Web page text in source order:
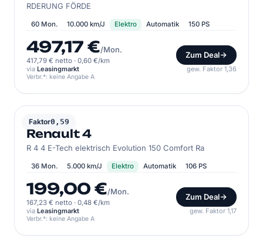
RDERUNG FÖRDE
60 Mon. 10.000 km/J Elektro Automatik 150 PS
497,17 €/Mon.
417,79 € netto · 0,60 €/km
Zum Deal
via Leasingmarkt gew. Faktor 1,36
Verbr.*: keine Angabe A
Faktor0,59
RENAULT
Renault 4
R 4 4 E-Tech elektrisch Evolution 150 Comfort Ra
36 Mon. 5.000 km/J Elektro Automatik 106 PS
199,00 €/Mon.
167,23 € netto · 0,48 €/km
Zum Deal
via Leasingmarkt gew. Faktor 1,17
Verbr.*: keine Angabe A